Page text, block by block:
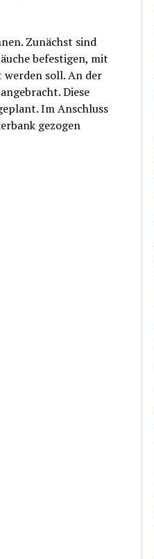
Zunächst sind
befestigen, mit
soll. An der
Diese
Im Anschluss
gezogen